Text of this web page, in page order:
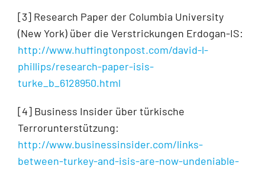
[3] Research Paper der Columbia University
(New York) über die Verstrickungen Erdogan-IS:
http://www.huffingtonpost.com/david-l-
phillips/research-paper-isis-
turke_b_6128950.html
[4] Business Insider über türkische
Terrorunterstützung:
http://www.businessinsider.com/links-
between-turkey-and-isis-are-now-undeniable-